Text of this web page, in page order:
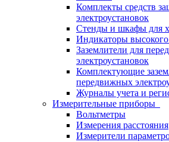
Комплекты средств
электроустановок
Стенды и шкафы для
Индикаторы
Заземлители для
электроустановок
Комплектующие
передвижных
Журналы учета и
Измерительные приборы
Вольтметры
Измерения расстояния
Измерители